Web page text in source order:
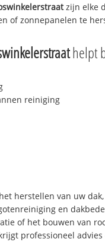
zijn elke
of zonnepanelen te
helpt
reiniging
herstellen van uw dak,
en
of het bouwen van
professioneel advies